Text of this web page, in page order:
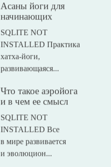
Асаны йоги для
начинающих
SQLITE NOT
INSTALLED Практика
хатха-йоги,
развивающаяся...
Что такое аэройога
и в чем ее смысл
SQLITE NOT
INSTALLED Все
в мире развивается
и эволюцион...